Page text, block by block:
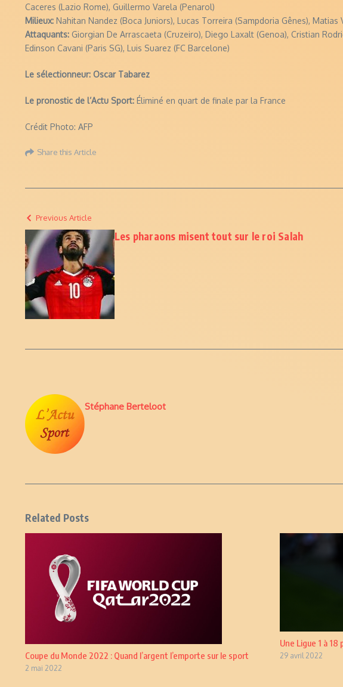
Caceres (Lazio Rome), Guillermo Varela (Penarol)
Milieux: Nahitan Nandez (Boca Juniors), Lucas Torreira (Sampdoria Gênes),
Attaquants: Giorgian De Arrascaeta (Cruzeiro), Diego Laxalt (Genoa), Cristian
Edinson Cavani (Paris SG), Luis Suarez (FC Barcelone)
Le sélectionneur: Oscar Tabarez
Le pronostic de l’Actu Sport: Éliminé en quart de finale par la France
Crédit Photo: AFP
Share this Article
Previous Article
Les pharaons misent tout sur le roi Salah
Stéphane Berteloot
Related Posts
Coupe du Monde 2022 : Quand l’argent l’emporte sur le sport
2 mai 2022
Une Ligue 1 à
29 avril 2022